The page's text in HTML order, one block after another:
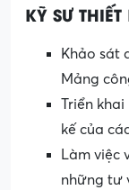
KỸ SƯ THIẾT
Khảo sát
Mảng
Triển
kế của
Làm việc
những tư